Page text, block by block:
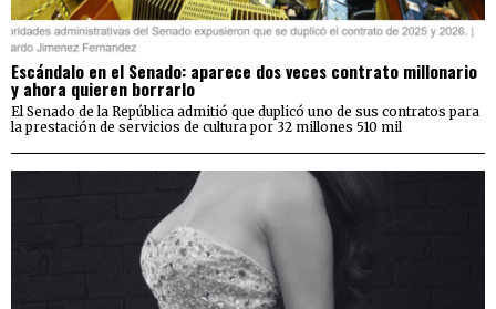
Escándalo en el Senado: aparece dos veces contrato millonario
y ahora quieren borrarlo
El Senado de la República admitió que duplicó uno de sus contratos para
la prestación de servicios de cultura por 32 millones 510 mil